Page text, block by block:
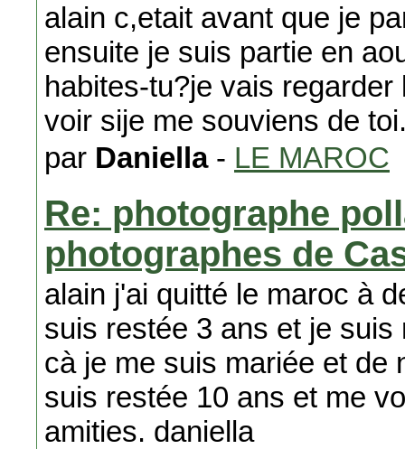
alain c,etait avant que je
ensuite je suis partie en
habites-tu?je vais
voir sije me souviens de
par Daniella- LE MAROC
Re: photographe
photographes de
alain j'ai quitté le maroc à
suis restée 3 ans et je
cà je me suis mariée et de
suis restée 10 ans et me
amities. daniella